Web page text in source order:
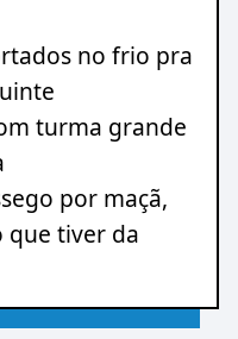
no frio pra
turma grande
por maçã,
tiver da